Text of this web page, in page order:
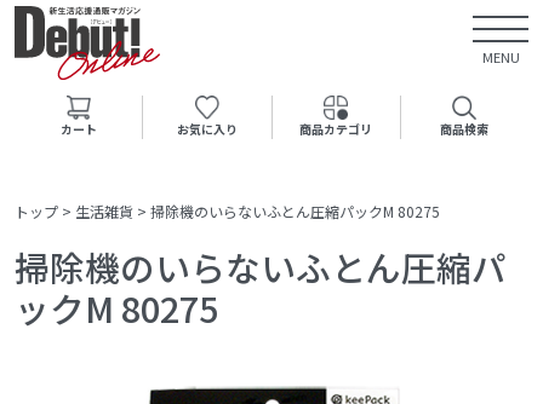
MENU
カート お気に入り 商品カテゴリ 商品検索
トップ > 生活雑貨 > 掃除機のいらないふとん圧縮パックM 80275
掃除機のいらないふとん圧縮パ
ックM 80275